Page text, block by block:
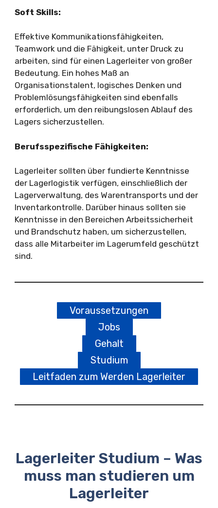
Soft Skills:
Effektive Kommunikationsfähigkeiten,
Teamwork und die Fähigkeit, unter Druck zu
arbeiten, sind für einen Lagerleiter von großer
Bedeutung. Ein hohes Maß an
Organisationstalent, logisches Denken und
Problemlösungsfähigkeiten sind ebenfalls
erforderlich, um den reibungslosen Ablauf des
Lagers sicherzustellen.
Berufsspezifische Fähigkeiten:
Lagerleiter sollten über fundierte Kenntnisse
der Lagerlogistik verfügen, einschließlich der
Lagerverwaltung, des Warentransports und der
Inventarkontrolle. Darüber hinaus sollten sie
Kenntnisse in den Bereichen Arbeitssicherheit
und Brandschutz haben, um sicherzustellen,
dass alle Mitarbeiter im Lagerumfeld geschützt
sind.
Voraussetzungen
Jobs
Gehalt
Studium
Leitfaden zum Werden Lagerleiter
Lagerleiter Studium – Was
muss man studieren um
Lagerleiter